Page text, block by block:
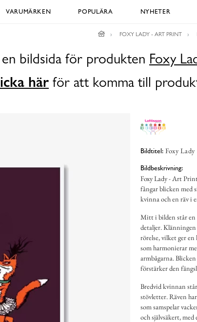
VARUMÄRKEN POPULÄRA NYHETER
FOXY LADY - ART PRINT
bildsida för produkten Foxy
här för att komma till
Bildtitel: Foxy
Bildbeskrivning:
Foxy Lady - Art
fångar blicken med
kvinna och en räv i
Mitt i bilden står en
detaljer. Klänningen
rörelse, vilket ger
som harmonierar
armbågarna.
förstärker den
Bredvid kvinnan
stövletter. Räven
som samspelar
och självsäkert,